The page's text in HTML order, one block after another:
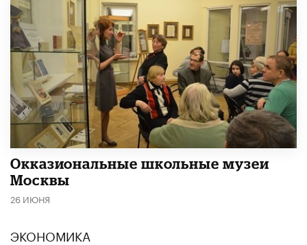
​Окказиональные школьные музеи
Москвы
26 ИЮНЯ
ЭКОНОМИКА